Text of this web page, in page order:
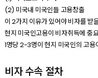
(2) 미국내 미국인들 고용창출
이 2가지 이유가 있어야 비자를 받
현지 미국인고용이 비자취득에 중
1명당 2-3명이 현지 미국인의 고
비자 수속 절차